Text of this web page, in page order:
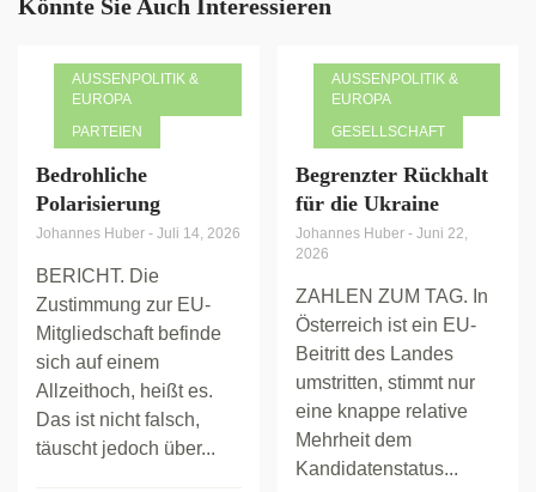
Könnte Sie Auch Interessieren
AUSSENPOLITIK & E
UROPA
PARTEIEN
Bedrohliche
Polarisierung
Johannes Huber - Juli 14, 2026
BERICHT. Die
Zustimmung zur EU-
Mitgliedschaft befinde
sich auf einem
Allzeithoch, heißt es.
Das ist nicht falsch,
täuscht jedoch über...
AUSSENPOLITIK & E
UROPA
GESELLSCHAFT
Begrenzter Rückhalt
für die Ukraine
Johannes Huber - Juni 22,
2026
ZAHLEN ZUM TAG. In
Österreich ist ein EU-
Beitritt des Landes
umstritten, stimmt nur
eine knappe relative
Mehrheit dem
Kandidatenstatus...